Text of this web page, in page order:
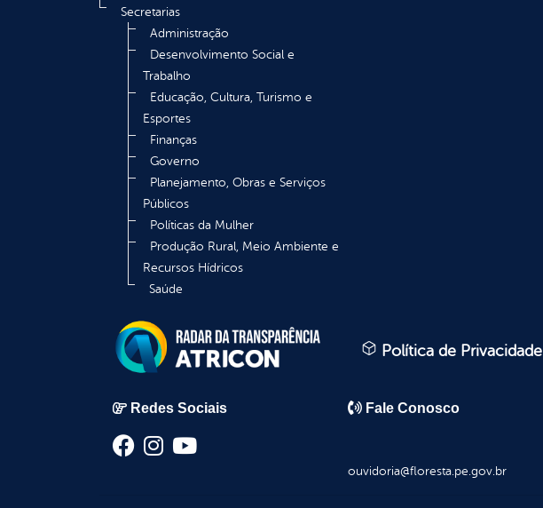
Secretarias
Administração
Desenvolvimento Social e
Trabalho
Educação, Cultura, Turismo e
Esportes
Finanças
Governo
Planejamento, Obras e Serviços
Públicos
Políticas da Mulher
Produção Rural, Meio Ambiente e
Recursos Hídricos
Saúde
Política de Privacidade
Redes Sociais Fale Conosco
ouvidoria@floresta.pe.gov.br